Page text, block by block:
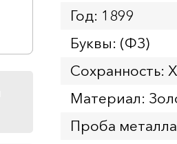
Год: 1899
Буквы: (ФЗ)
Сохранность:
Материал:
Проба